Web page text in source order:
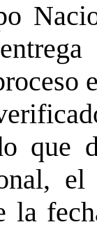
que
la